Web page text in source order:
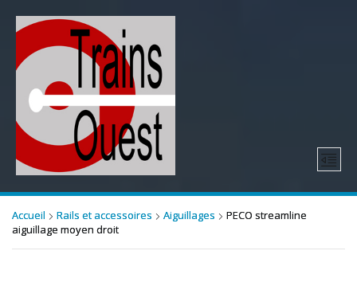
Accueil Rails et accessoires Aiguillages
PECO streamline
aiguillage moyen droit